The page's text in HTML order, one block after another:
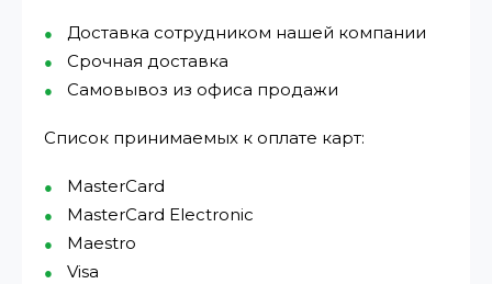
Доставка сотрудником нашей компании
Срочная доставка
Самовывоз из офиса продажи
Список принимаемых к оплате карт:
MasterCard
MasterCard Electronic
Maestro
Visa